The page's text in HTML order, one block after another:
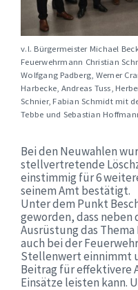
v.l. Bürgermeister Michael
Feuerwehrmann Christian
Wolfgang Padberg, Werner
Harbecke, Andreas Tuss,
Schnier, Fabian Schmidt mit
Tebbe und Sebastian
Bei den Neuwahlen
stellvertretende
einstimmig für 6
seinem Amt bestätigt.
Unter dem Punkt
geworden, dass neben
Ausrüstung das
auch bei der
Stellenwert einnimmt
Beitrag für effektivere
Einsätze leisten kann.